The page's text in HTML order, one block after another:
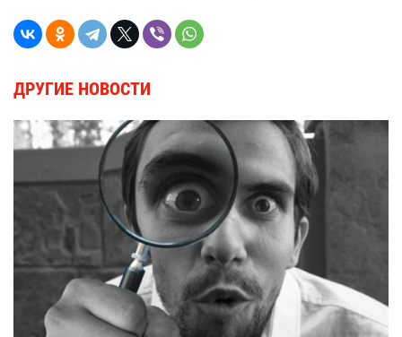
ДРУГИЕ НОВОСТИ